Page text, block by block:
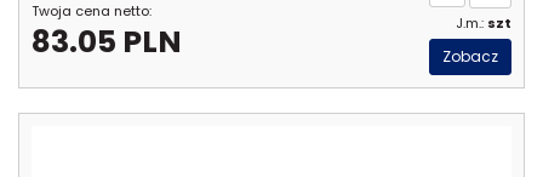
Twoja cena netto:
83.05 PLN J.m.: szt
Zobacz